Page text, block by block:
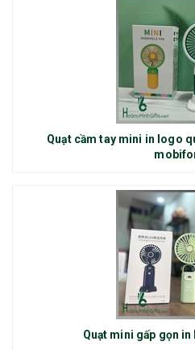
Quạt cầm tay mini in logo
Quạt mini gấp gọn